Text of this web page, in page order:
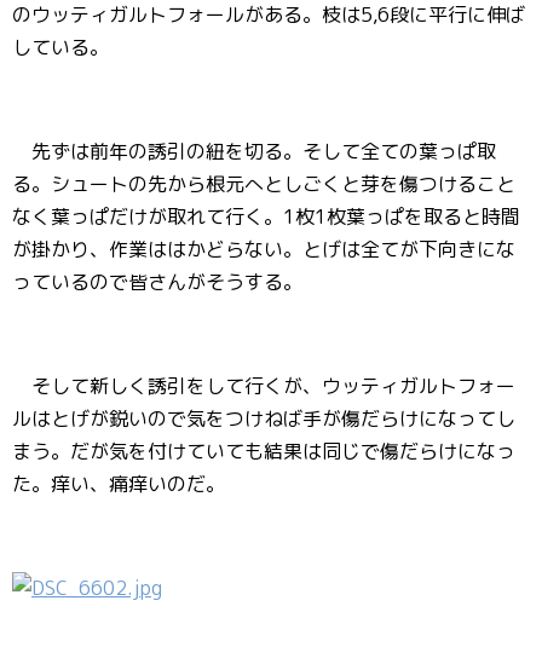
のウッティガルトフォールがある。枝は5,6段に平行に伸ば
している。
先ずは前年の誘引の紐を切る。そして全ての葉っぱ取
る。シュートの先から根元へとしごくと芽を傷つけること
なく葉っぱだけが取れて行く。1枚1枚葉っぱを取ると時間
が掛かり、作業ははかどらない。とげは全てが下向きにな
っているので皆さんがそうする。
そして新しく誘引をして行くが、ウッティガルトフォー
ルはとげが鋭いので気をつけねば手が傷だらけになってし
まう。だが気を付けていても結果は同じで傷だらけになっ
た。痒い、痛痒いのだ。